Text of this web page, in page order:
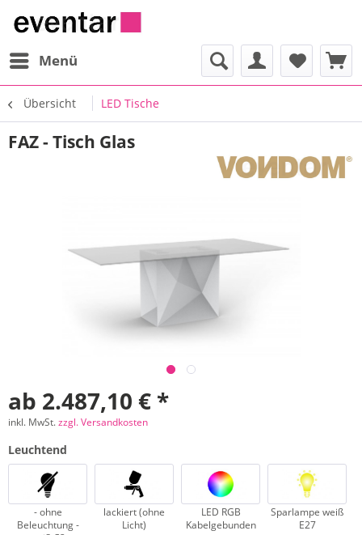
Menü
Übersicht LED Tische
FAZ - Tisch Glas
ab 2.487,10 € *
inkl. MwSt.zzgl. Versandkosten
Leuchtend
- ohne
Beleuchtung -
lackiert (ohne
Licht)
LED RGB
Kabelgebunden
Sparlampe weiß
E27